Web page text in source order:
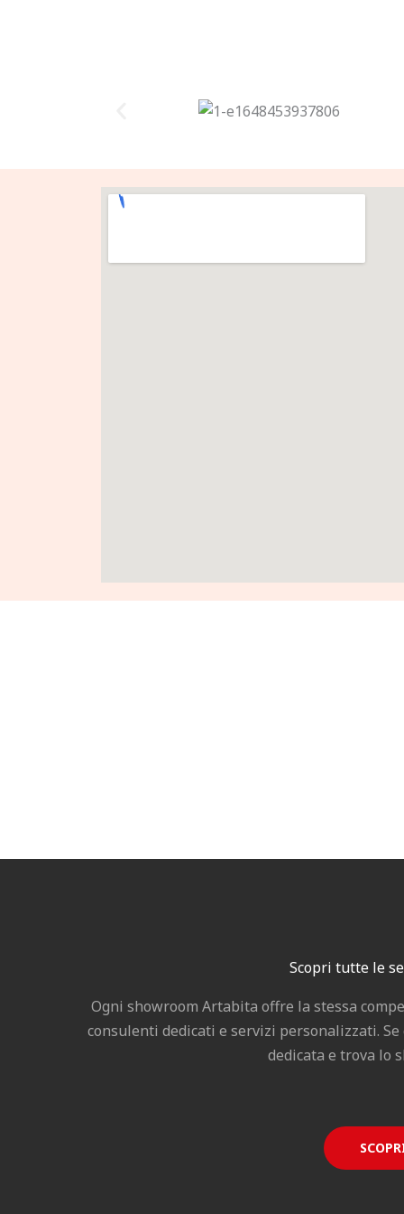
Scopri tutte le
Ogni showroom Artabita offre la stessa
consulenti dedicati e servizi personalizzati.
dedicata e trova lo